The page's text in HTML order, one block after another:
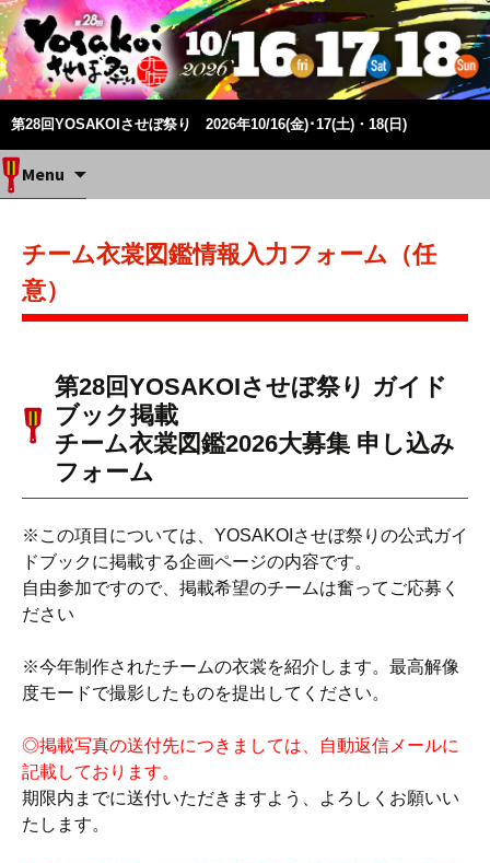
第28回YOSAKOIさせぼ祭り 2026年10/16(金)･17(土)・18(日)
Menu
チーム衣裳図鑑情報入力フォーム（任
意）
第28回YOSAKOIさせぼ祭り ガイド
ブック掲載
チーム衣裳図鑑2026大募集 申し込み
フォーム
※この項目については、YOSAKOIさせぼ祭りの公式ガイ
ドブックに掲載する企画ページの内容です。
自由参加ですので、掲載希望のチームは奮ってご応募く
ださい
※今年制作されたチームの衣裳を紹介します。最高解像
度モードで撮影したものを提出してください。
◎掲載写真の送付先につきましては、自動返信メールに
記載しております。
期限内までに送付いただきますよう、よろしくお願いい
たします。